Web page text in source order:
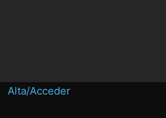
Alta/Acceder